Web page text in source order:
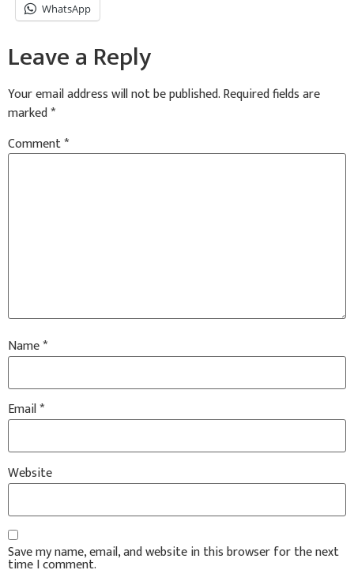
WhatsApp
Leave a Reply
Your email address will not be published.Required fields are
marked*
Comment*
Name*
Email*
Website
Save my name, email, and website in this browser for the next
time I comment.